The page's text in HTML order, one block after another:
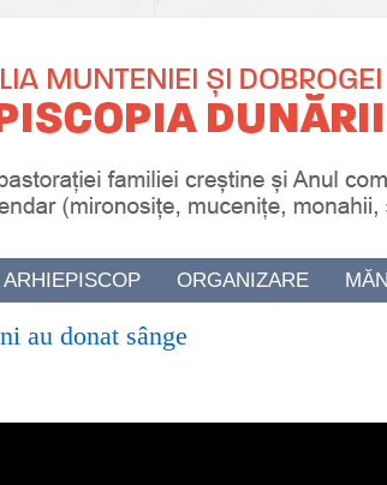
ARHIEPISCOP ORGANIZARE
au donat sânge